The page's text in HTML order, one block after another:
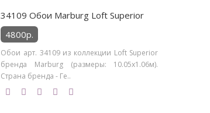
34109 Обои Marburg Loft Superior
4800р.
Обои арт. 34109 из коллекции Loft Superior
бренда Marburg (размеры: 10.05х1.06м).
Страна бренда - Ге..